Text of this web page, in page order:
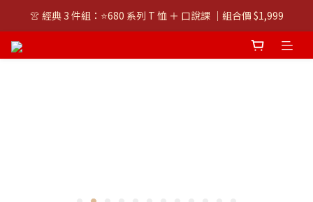
👚 經典 3 件組：⭐680 系列 T 恤 ＋ 口說課 ｜組合價 $1,999
👚 經典 3 件組：⭐680 系列 T 恤 ＋ 口說課 ｜組合價 $1,999